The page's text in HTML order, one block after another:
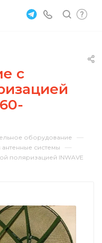
с
оборудование —
системы —
поляризацией INWAVE